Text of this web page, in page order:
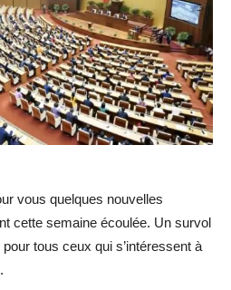
vous quelques nouvelles
cette semaine écoulée. Un survol
tous ceux qui s’intéressent à